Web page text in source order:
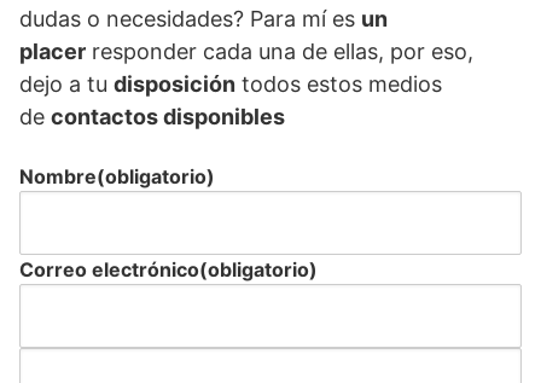
dudas o necesidades? Para mí es un
placer responder cada una de ellas, por eso,
dejo a tu disposición todos estos medios
de contactos disponibles
Nombre(obligatorio)
Correo electrónico(obligatorio)